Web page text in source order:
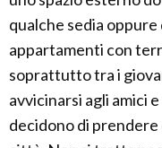
qualche sedia
appartamenti con
soprattutto tra i
avvicinarsi agli amici
decidono di